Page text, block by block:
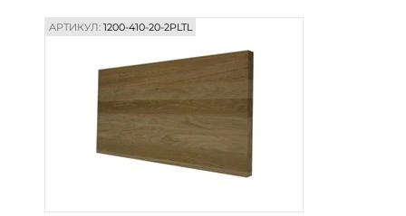
АРТИКУЛ:1200-410-20-2PLTL